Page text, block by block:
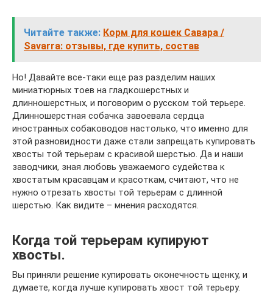
Читайте также: Корм для кошек Савара /
Savarra: отзывы, где купить, состав
Но! Давайте все-таки еще раз разделим наших
миниатюрных тоев на гладкошерстных и
длинношерстных, и поговорим о русском той терьере.
Длинношерстная собачка завоевала сердца
иностранных собаководов настолько, что именно для
этой разновидности даже стали запрещать купировать
хвосты той терьерам с красивой шерстью. Да и наши
заводчики, зная любовь уважаемого судейства к
хвостатым красавцам и красоткам, считают, что не
нужно отрезать хвосты той терьерам с длинной
шерстью. Как видите – мнения расходятся.
Когда той терьерам купируют
хвосты.
Вы приняли решение купировать оконечность щенку, и
думаете, когда лучше купировать хвост той терьеру.